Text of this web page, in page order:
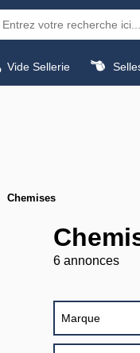
Vide Sellerie
Chemises
6 annonces
Marque